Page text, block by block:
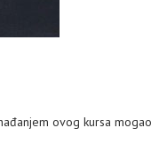
ovog kursa